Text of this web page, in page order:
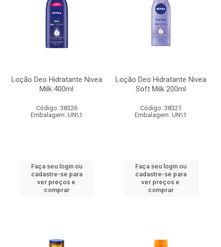
Loção Deo Hidratante Nivea
Milk 400ml
Código: 38326
Embalagem: UN\1
Faça seu login ou
cadastre-se para
ver preços e
comprar
Loção Deo Hidratante Nivea
Soft Milk 200ml
Código: 38321
Embalagem: UN\1
Faça seu login ou
cadastre-se para
ver preços e
comprar